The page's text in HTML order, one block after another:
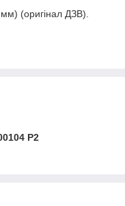
(оригінал ДЗВ).
Р2